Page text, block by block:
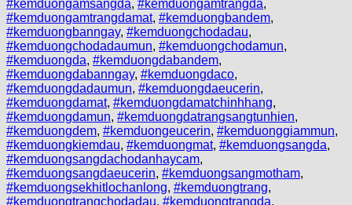
#kemduongamsangda, #kemduongamtrangda,
#kemduongamtrangdamat, #kemduongbandem,
#kemduongbanngay, #kemduongchodadau,
#kemduongchodadaumun, #kemduongchodamun,
#kemduongda, #kemduongdabandem,
#kemduongdabanngay, #kemduongdaco,
#kemduongdadaumun, #kemduongdaeucerin,
#kemduongdamat, #kemduongdamatchinhhang,
#kemduongdamun, #kemduongdatrangsangtunhien,
#kemduongdem, #kemduongeucerin, #kemduonggiammun,
#kemduongkiemdau, #kemduongmat, #kemduongsangda,
#kemduongsangdachodanhaycam,
#kemduongsangdaeucerin, #kemduongsangmotham,
#kemduongsekhitlochanlong, #kemduongtrang,
#kemduongtrangchodadau, #kemduongtrangda,